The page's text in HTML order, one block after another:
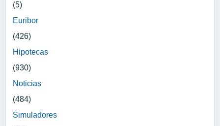
(5)
Euribor
(426)
Hipotecas
(930)
Noticias
(484)
Simuladores